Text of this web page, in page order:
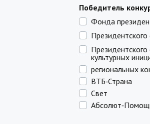
Победитель
Фонда
культурных
региональных
ВТБ‑Страна
Свет